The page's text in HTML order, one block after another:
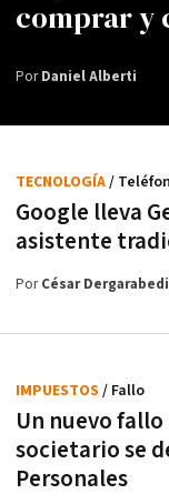
comprar y
PorDaniel Alberti
Google lleva
asistente
TECNOLOGÍA/
PorCésar
Un nuevo
societario se
Personales
IMPUESTOS / Fallo